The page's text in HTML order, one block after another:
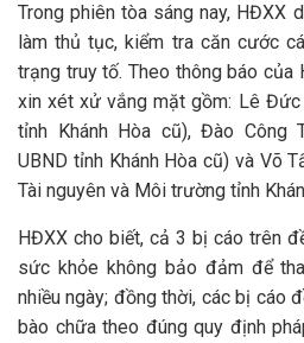
Trong phiên tòa sáng nay, HĐXX
làm thủ tục, kiểm tra căn cước
trạng truy tố. Theo thông báo
xin xét xử vắng mặt gồm: Lê Đức
tỉnh Khánh Hòa cũ), Đào Công
UBND tỉnh Khánh Hòa cũ) và Võ
Tài nguyên và Môi trường tỉnh
HĐXX cho biết, cả 3 bị cáo trên
sức khỏe không bảo đảm để
nhiều ngày; đồng thời, các bị cáo
bào chữa theo đúng quy định